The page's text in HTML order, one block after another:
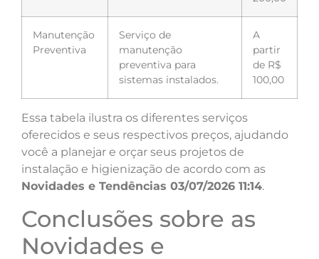
Manutenção
Preventiva
Serviço de
manutenção
preventiva para
sistemas instalados.
A
partir
de R$
100,00
Essa tabela ilustra os diferentes serviços
oferecidos e seus respectivos preços, ajudando
você a planejar e orçar seus projetos de
instalação e higienização de acordo com as
Novidades e Tendências 03/07/2026 11:14.
Conclusões sobre as
Novidades e